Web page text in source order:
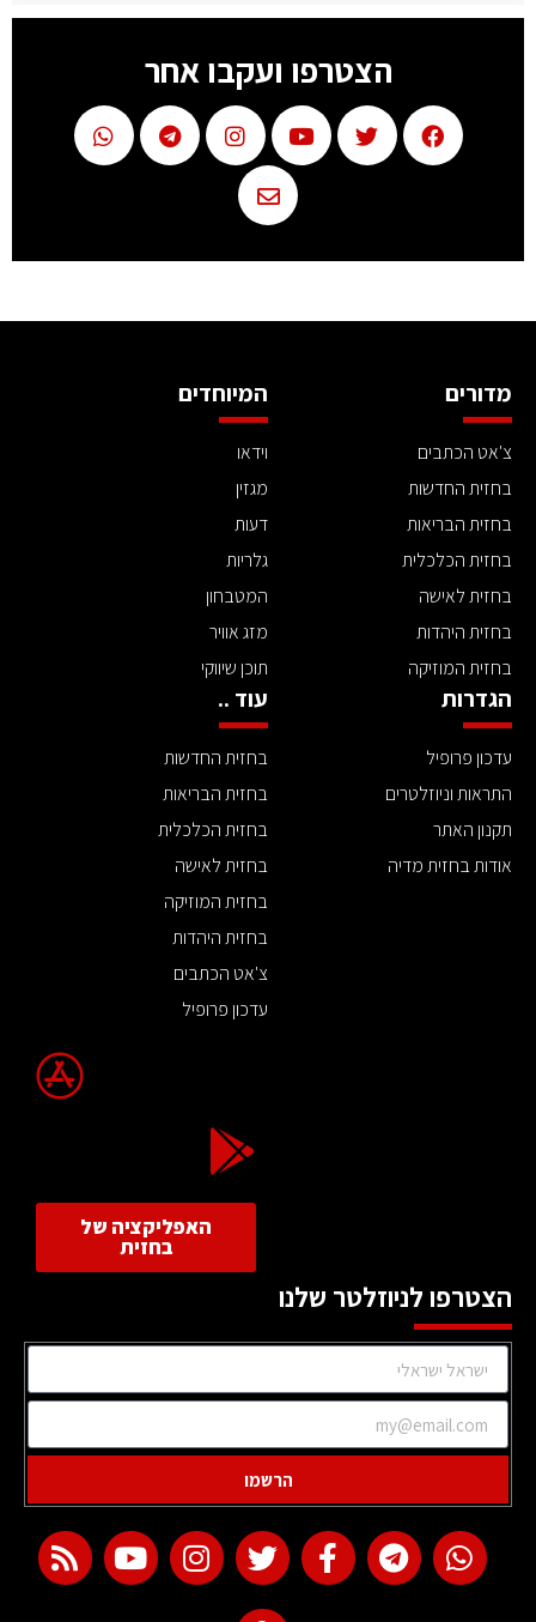
הצטרפו ועקבו אחר
מדורים
צ'אט הכתבים
בחזית החדשות
בחזית הבריאות
בחזית הכלכלית
בחזית לאישה
בחזית היהדות
בחזית המוזיקה
המיוחדים
וידאו
מגזין
דעות
גלריות
המטבחון
מזג אוויר
תוכן שיווקי
הגדרות
עדכון פרופיל
התראות וניוזלטרים
תקנון האתר
אודות בחזית מדיה
עוד ..
בחזית החדשות
בחזית הבריאות
בחזית הכלכלית
בחזית לאישה
בחזית המוזיקה
בחזית היהדות
צ'אט הכתבים
עדכון פרופיל
האפליקציה של
בחזית
הצטרפו לניוזלטר שלנו
הרשמו